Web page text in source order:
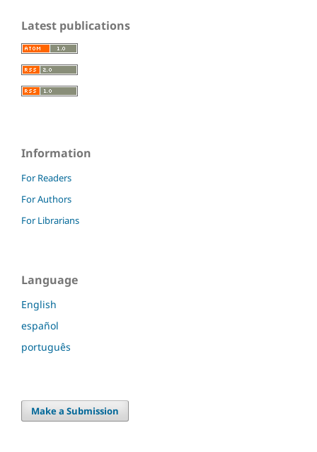
Latest publications
Information
For Readers
For Authors
For Librarians
Language
English
español
português
Make a Submission